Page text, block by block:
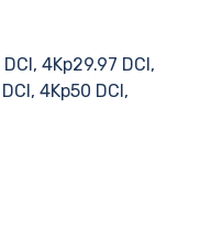
4Kp29.97 DCI,
4Kp50 DCI,